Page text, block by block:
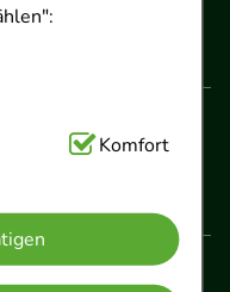
es sich um
unserer
auf diese nicht
Komfort